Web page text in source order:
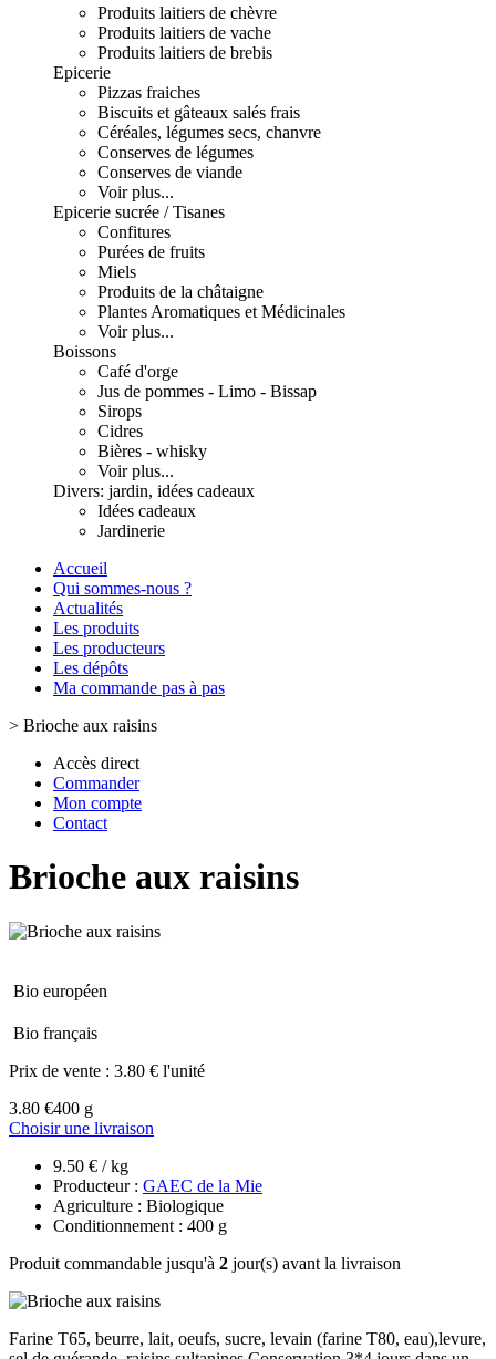
Produits laitiers de chèvre
Produits laitiers de vache
Produits laitiers de brebis
Epicerie
Pizzas fraiches
Biscuits et gâteaux salés frais
Céréales, légumes secs, chanvre
Conserves de légumes
Conserves de viande
Voir plus...
Epicerie sucrée / Tisanes
Confitures
Purées de fruits
Miels
Produits de la châtaigne
Plantes Aromatiques et Médicinales
Voir plus...
Boissons
Café d'orge
Jus de pommes - Limo - Bissap
Sirops
Cidres
Bières - whisky
Voir plus...
Divers: jardin, idées cadeaux
Idées cadeaux
Jardinerie
Accueil
Qui sommes-nous ?
Actualités
Les produits
Les producteurs
Les dépôts
Ma commande pas à pas
> Brioche aux raisins
Accès direct
Commander
Mon compte
Contact
Brioche aux raisins
Bio européen
Bio français
Prix de vente : 3.80 € l'unité
3.80 €400 g
Choisir une livraison
9.50 € / kg
Producteur : GAEC de la Mie
Agriculture : Biologique
Conditionnement : 400 g
Produit commandable jusqu'à 2 jour(s) avant la livraison
Farine T65, beurre, lait, oeufs, sucre, levain (farine T80, eau),levure,